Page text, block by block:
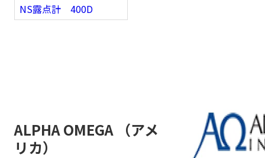
NS露点計 400D
ALPHA OMEGA （アメ
リカ）